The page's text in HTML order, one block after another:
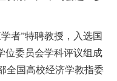
者”特聘教授，入选国
位委员会学科评议组成
全国高校经济学教指委